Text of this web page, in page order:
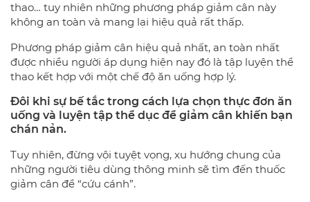
thao… tuy nhiên những phương pháp giảm cân này
không an toàn và mang lại hiệu quả rất thấp.
Phương pháp giảm cân hiệu quả nhất, an toàn nhất
được nhiều người áp dụng hiện nay đó là tập luyện thể
thao kết hợp với một chế độ ăn uống hợp lý.
Đôi khi sự bế tắc trong cách lựa chọn thực đơn ăn
uống và luyện tập thể dục để giảm cân khiến bạn
chán nản.
Tuy nhiên, đừng vội tuyệt vọng, xu hướng chung của
những người tiêu dùng thông minh sẽ tìm đến thuốc
giảm cân để “cứu cánh”.